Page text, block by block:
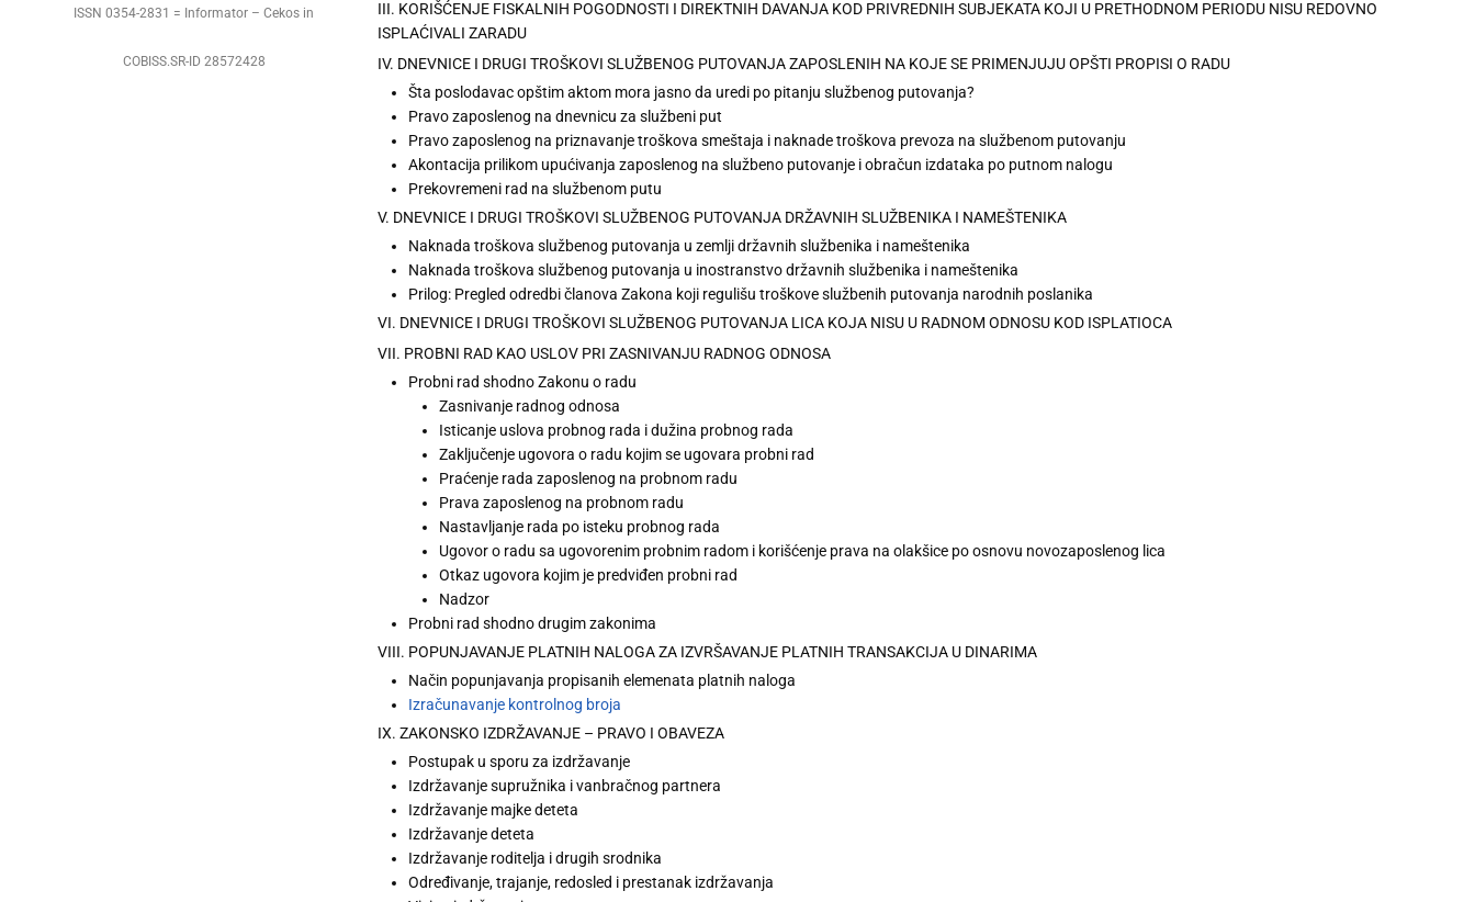
ISSN 0354-2831 = Informator – Cekos in
COBISS.SR-ID 28572428
III. KORIŠĆENJE FISKALNIH POGODNOSTI I DIREKTNIH DAVANJA KOD PRIVREDNIH SUBJEKATA KOJI U PRETHODNOM PERIODU NISU REDOVNO
ISPLAĆIVALI ZARADU
IV. DNEVNICE I DRUGI TROŠKOVI SLUŽBENOG PUTOVANJA ZAPOSLENIH NA KOJE SE PRIMENJUJU OPŠTI PROPISI O RADU
Šta poslodavac opštim aktom mora jasno da uredi po pitanju službenog putovanja?
Pravo zaposlenog na dnevnicu za službeni put
Pravo zaposlenog na priznavanje troškova smeštaja i naknade troškova prevoza na službenom putovanju
Akontacija prilikom upućivanja zaposlenog na službeno putovanje i obračun izdataka po putnom nalogu
Prekovremeni rad na službenom putu
V. DNEVNICE I DRUGI TROŠKOVI SLUŽBENOG PUTOVANJA DRŽAVNIH SLUŽBENIKA I NAMEŠTENIKA
Naknada troškova službenog putovanja u zemlji državnih službenika i nameštenika
Naknada troškova službenog putovanja u inostranstvo državnih službenika i nameštenika
Prilog: Pregled odredbi članova Zakona koji regulišu troškove službenih putovanja narodnih poslanika
VI. DNEVNICE I DRUGI TROŠKOVI SLUŽBENOG PUTOVANJA LICA KOJA NISU U RADNOM ODNOSU KOD ISPLATIOCA
VII. PROBNI RAD KAO USLOV PRI ZASNIVANJU RADNOG ODNOSA
Probni rad shodno Zakonu o radu
Zasnivanje radnog odnosa
Isticanje uslova probnog rada i dužina probnog rada
Zaključenje ugovora o radu kojim se ugovara probni rad
Praćenje rada zaposlenog na probnom radu
Prava zaposlenog na probnom radu
Nastavljanje rada po isteku probnog rada
Ugovor o radu sa ugovorenim probnim radom i korišćenje prava na olakšice po osnovu novozaposlenog lica
Otkaz ugovora kojim je predviđen probni rad
Nadzor
Probni rad shodno drugim zakonima
VIII. POPUNJAVANJE PLATNIH NALOGA ZA IZVRŠAVANJE PLATNIH TRANSAKCIJA U DINARIMA
Način popunjavanja propisanih elemenata platnih naloga
Izračunavanje kontrolnog broja
IX. ZAKONSKO IZDRŽAVANJE – PRAVO I OBAVEZA
Postupak u sporu za izdržavanje
Izdržavanje supružnika i vanbračnog partnera
Izdržavanje majke deteta
Izdržavanje deteta
Izdržavanje roditelja i drugih srodnika
Određivanje, trajanje, redosled i prestanak izdržavanja